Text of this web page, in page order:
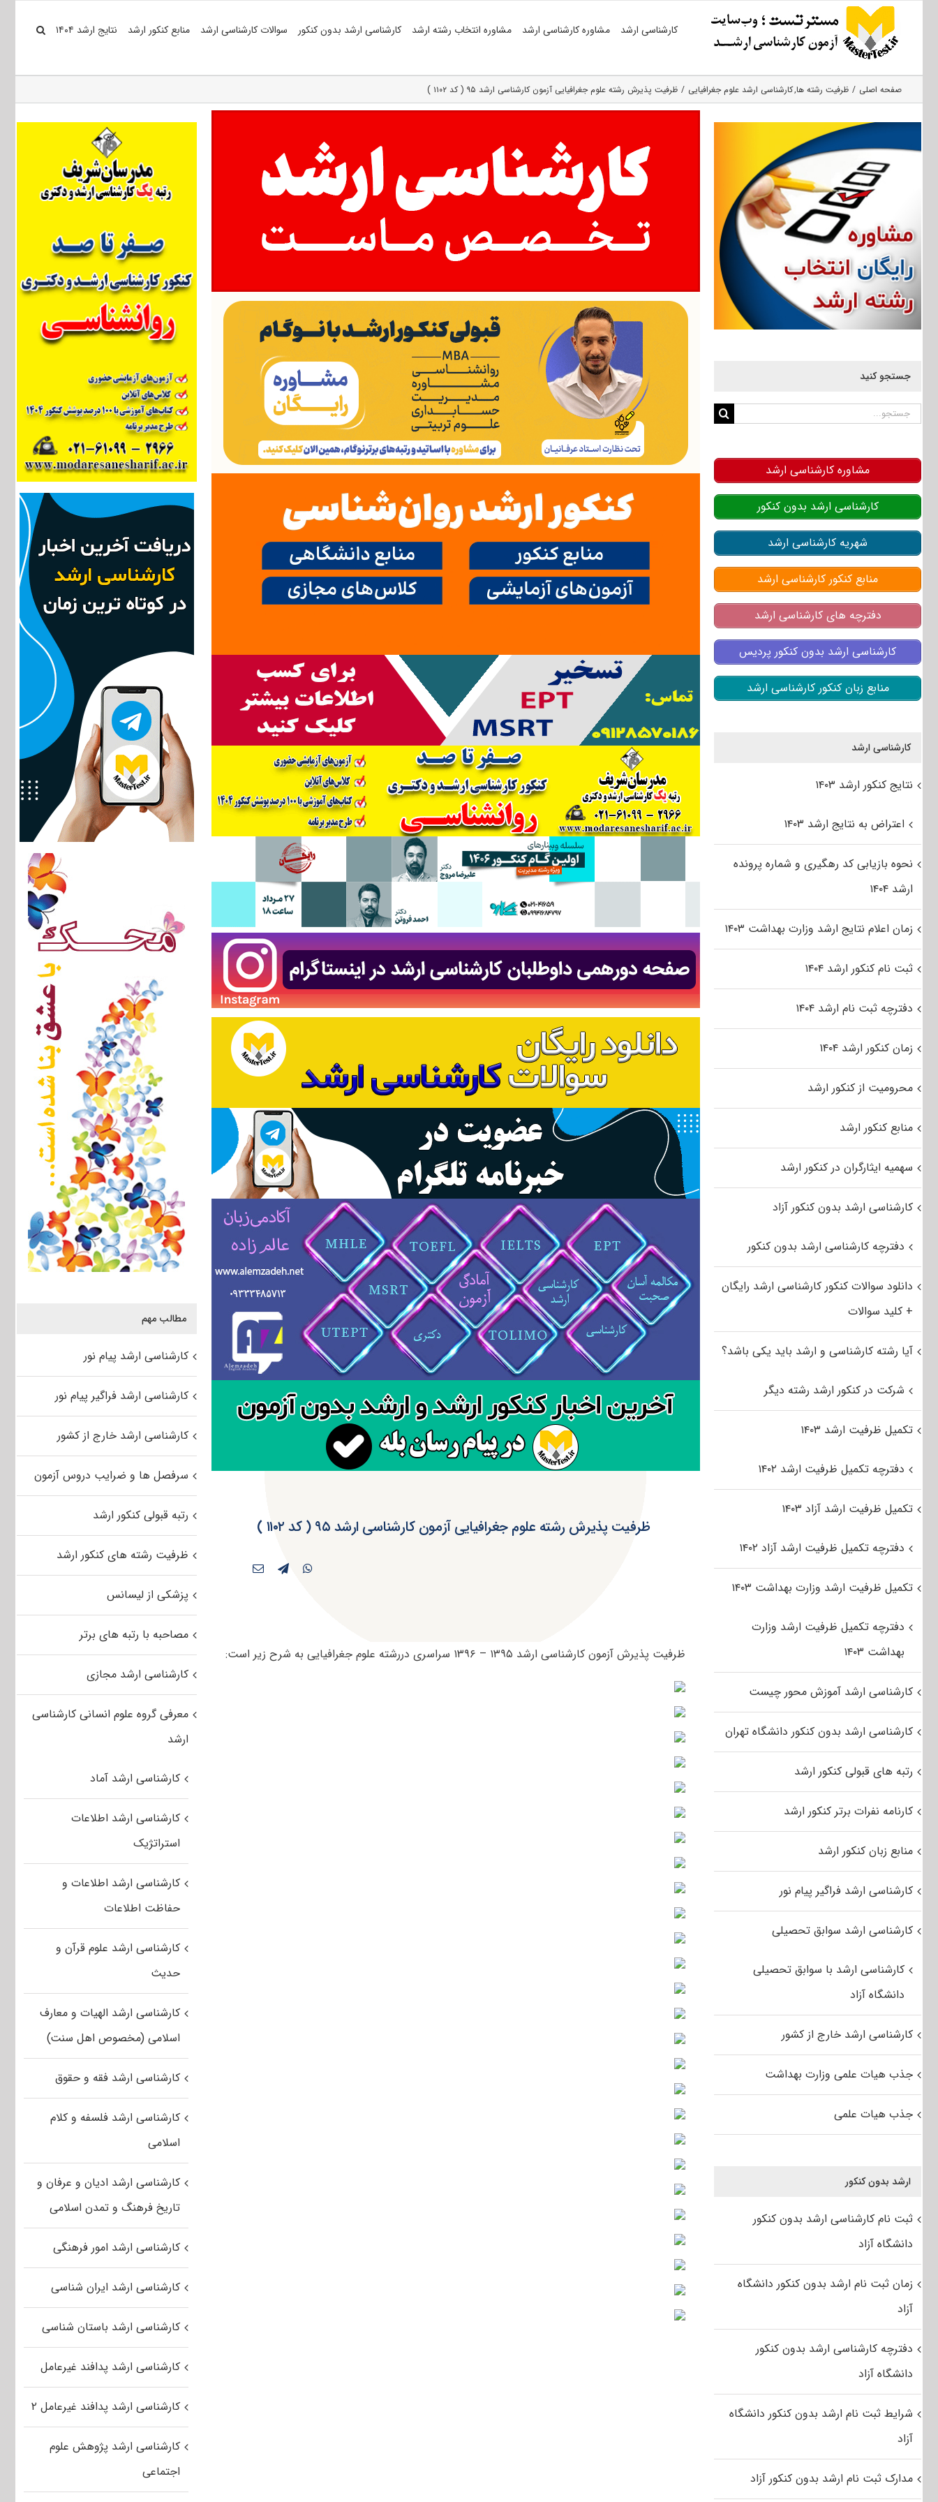
کارشناسی ارشد مشاوره کارشناسی ارشد مشاوره انتخاب رشته ارشد کارشناسی ارشد بدون کنکور سوالات کارشناسی ارشد منابع کنکور ارشد نتایج ارشد ۱۴۰۴
صفحه اصلی ظرفیت رشته ها کارشناسی ارشد علوم جغرافیایی ظرفیت پذیرش رشته علوم جغرافیایی آزمون کارشناسی ارشد ۹۵ ( کد ۱۱۰۲ )
ظرفیت پذیرش رشته علوم جغرافیایی آزمون کارشناسی ارشد ۹۵ ( کد ۱۱۰۲ )
ظرفیت پذیرش آزمون کارشناسی ارشد ۱۳۹۵ – ۱۳۹۶ سراسری دررشته علوم جغرافیایی به شرح زیر است:
مطالب مهم
کارشناسی ارشد پیام نور
کارشناسی ارشد فراگیر پیام نور
کارشناسی ارشد خارج از کشور
سرفصل ها و ضرایب دروس آزمون
رتبه قبولی کنکور ارشد
ظرفیت رشته های کنکور ارشد
پزشکی از لیسانس
مصاحبه با رتبه های برتر
کارشناسی ارشد مجازی
معرفی گروه علوم انسانی کارشناسی
ارشد
کارشناسی ارشد آماد
کارشناسی ارشد اطلاعات
استراتژیک
کارشناسی ارشد اطلاعات و
حفاظت اطلاعات
کارشناسی ارشد علوم قرآن و
حدیث
کارشناسی ارشد الهیات و معارف
اسلامی (مخصوص اهل سنت)
کارشناسی ارشد فقه و حقوق
کارشناسی ارشد فلسفه و کلام
اسلامی
کارشناسی ارشد ادیان و عرفان و
تاریخ فرهنگ و تمدن اسلامی
کارشناسی ارشد امور فرهنگی
کارشناسی ارشد ایران شناسی
کارشناسی ارشد باستان شناسی
کارشناسی ارشد پدافند غیرعامل
کارشناسی ارشد پدافند غیرعامل ۲
کارشناسی ارشد پژوهش علوم
اجتماعی
جستجو کنید
جستجو
مشاوره کارشناسی ارشد
کارشناسی ارشد بدون کنکور
شهریه کارشناسی ارشد
منابع کنکور کارشناسی ارشد
دفترچه های کارشناسی ارشد
کارشناسی ارشد بدون کنکور پردیس
منابع زبان کنکور کارشناسی ارشد
کارشناسی ارشد
نتایج کنکور ارشد ۱۴۰۳
اعتراض به نتایج ارشد ۱۴۰۳
نحوه بازیابی کد رهگیری و شماره پرونده
ارشد ۱۴۰۴
زمان اعلام نتایج ارشد وزارت بهداشت ۱۴۰۳
ثبت نام کنکور ارشد ۱۴۰۴
دفترچه ثبت نام ارشد ۱۴۰۴
زمان کنکور ارشد ۱۴۰۴
محرومیت از کنکور ارشد
منابع کنکور ارشد
سهمیه ایثارگران در کنکور ارشد
کارشناسی ارشد بدون کنکور آزاد
دفترچه کارشناسی ارشد بدون کنکور
دانلود سوالات کنکور کارشناسی ارشد رایگان
+ کلید سوالات
آیا رشته کارشناسی و ارشد باید یکی باشد؟
شرکت در کنکور ارشد رشته دیگر
تکمیل ظرفیت ارشد ۱۴۰۳
دفترچه تکمیل ظرفیت ارشد ۱۴۰۲
تکمیل ظرفیت ارشد آزاد ۱۴۰۳
دفترچه تکمیل ظرفیت ارشد آزاد ۱۴۰۲
تکمیل ظرفیت ارشد وزارت بهداشت ۱۴۰۳
دفترچه تکمیل ظرفیت ارشد وزارت
بهداشت ۱۴۰۳
کارشناسی ارشد آموزش محور چیست
کارشناسی ارشد بدون کنکور دانشگاه تهران
رتبه های قبولی کنکور ارشد
کارنامه نفرات برتر کنکور ارشد
منابع زبان کنکور ارشد
کارشناسی ارشد فراگیر پیام نور
کارشناسی ارشد سوابق تحصیلی
کارشناسی ارشد با سوابق تحصیلی
دانشگاه آزاد
کارشناسی ارشد خارج از کشور
جذب هیات علمی وزارت بهداشت
جذب هیات علمی
ارشد بدون کنکور
ثبت نام کارشناسی ارشد بدون کنکور
دانشگاه آزاد
زمان ثبت نام ارشد بدون کنکور دانشگاه
آزاد
دفترچه کارشناسی ارشد بدون کنکور
دانشگاه آزاد
شرایط ثبت نام ارشد بدون کنکور دانشگاه
آزاد
مدارک ثبت نام ارشد بدون کنکور آزاد